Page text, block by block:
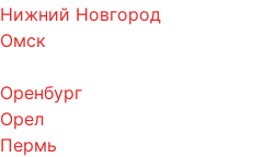
Нижний Новгород
Омск
Оренбург
Орел
Пермь